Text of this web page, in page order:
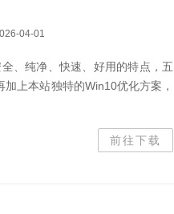
04-01
、纯净、快速、好用的特点，五
上本站独特的Win10优化方案，
前往下载